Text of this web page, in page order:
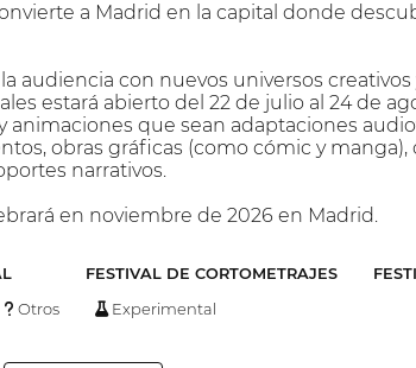
a Madrid en la capital donde
audiencia con nuevos universos
estará abierto del 22 de julio al 24 de
animaciones que sean adaptaciones
obras gráficas (como cómic y
narrativos.
en noviembre de 2026 en Madrid.
FESTIVAL DE CORTOMETRAJES
Otros Experimental